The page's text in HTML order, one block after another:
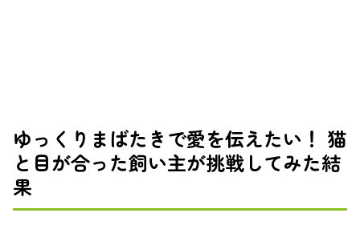
ゆっくりまばたきで愛を伝えたい！ 猫
と目が合った飼い主が挑戦してみた結
果